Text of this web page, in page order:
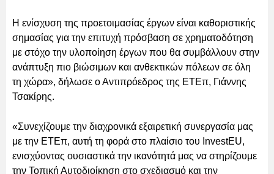
Η ενίσχυση της προετοιμασίας έργων είναι καθοριστικής
σημασίας για την επιτυχή πρόσβαση σε χρηματοδότηση
με στόχο την υλοποίηση έργων που θα συμβάλλουν στην
ανάπτυξη πιο βιώσιμων και ανθεκτικών πόλεων σε όλη
τη χώρα», δήλωσε ο Αντιπρόεδρος της ΕΤΕπ, Γιάννης
Τσακίρης.
«Συνεχίζουμε την διαχρονικά εξαιρετική συνεργασία μας
με την ΕΤΕπ, αυτή τη φορά στο πλαίσιο του InvestEU,
ενισχύοντας ουσιαστικά την ικανότητά μας να στηρίζουμε
την Τοπική Αυτοδιοίκηση στο σχεδιασμό και την